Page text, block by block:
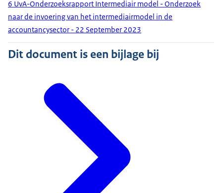
6 UvA-Onderzoeksrapport Intermediair model - Onderzoek
naar de invoering van het intermediairmodel in de
accountancysector - 22 September 2023
Dit document is een bijlage bij